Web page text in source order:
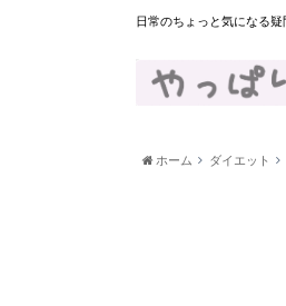
日常のちょっと気になる疑
ホーム ダイエット